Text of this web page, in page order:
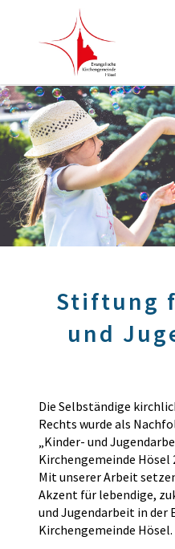
Stiftung
und
Die Selbständige
Rechts wurde als
„Kinder- und
Kirchengemeinde Hösel
Mit unserer Arbeit
Akzent für lebendige,
und Jugendarbeit in der
Kirchengemeinde Hösel.